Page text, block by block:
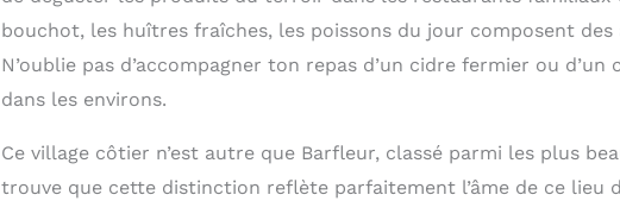
bouchot, les huîtres fraîches, les poissons du jour composent des
N’oublie pas d’accompagner ton repas d’un cidre fermier ou
dans les environs.
Ce village côtier n’est autre que Barfleur, classé parmi les plus
trouve que cette distinction reflète parfaitement l’âme de ce lieu